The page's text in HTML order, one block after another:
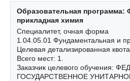
Образовательная программа:
прикладная химия
Специалитет, очная форма
1.04.05.01 Фундаментальная и
Целевая детализированная квота
Всего мест: 1.
Заказчик целевого обучения:
ГОСУДАРСТВЕННОЕ